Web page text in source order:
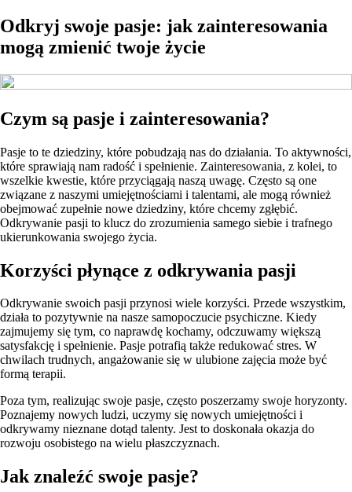
Odkryj swoje pasje: jak zainteresowania
mogą zmienić twoje życie
Czym są pasje i zainteresowania?
Pasje to te dziedziny, które pobudzają nas do działania. To aktywności,
które sprawiają nam radość i spełnienie. Zainteresowania, z kolei, to
wszelkie kwestie, które przyciągają naszą uwagę. Często są one
związane z naszymi umiejętnościami i talentami, ale mogą również
obejmować zupełnie nowe dziedziny, które chcemy zgłębić.
Odkrywanie pasji to klucz do zrozumienia samego siebie i trafnego
ukierunkowania swojego życia.
Korzyści płynące z odkrywania pasji
Odkrywanie swoich pasji przynosi wiele korzyści. Przede wszystkim,
działa to pozytywnie na nasze samopoczucie psychiczne. Kiedy
zajmujemy się tym, co naprawdę kochamy, odczuwamy większą
satysfakcję i spełnienie. Pasje potrafią także redukować stres. W
chwilach trudnych, angażowanie się w ulubione zajęcia może być
formą terapii.
Poza tym, realizując swoje pasje, często poszerzamy swoje horyzonty.
Poznajemy nowych ludzi, uczymy się nowych umiejętności i
odkrywamy nieznane dotąd talenty. Jest to doskonała okazja do
rozwoju osobistego na wielu płaszczyznach.
Jak znaleźć swoje pasje?